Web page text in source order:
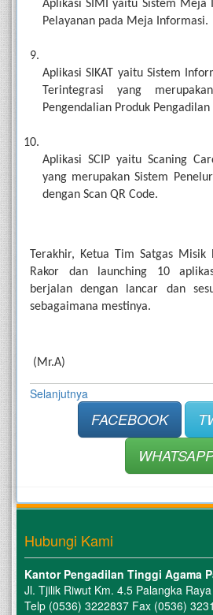
Aplikasi SIMI yaitu Sistem Meja
Pelayanan pada Meja Informasi.
Aplikasi SIKAT yaitu Sistem
Terintegrasi yang
Pengendalian Produk Pengadilan
Aplikasi SCIP yaitu Scaning
yang merupakan Sistem
dengan Scan QR Code.
Terakhir, Ketua Tim Satgas
Rakor dan launching 10
berjalan dengan lancar dan
sebagaimana mestinya.
(Mr.A)
Selanjutnya
FACEBOOK
Hubungi Kami
Kantor Pengadilan Tinggi Agama
Jl. Tjilik Riwut Km. 4.5 Palangka
Telp (0536) 3222837 Fax (0536)